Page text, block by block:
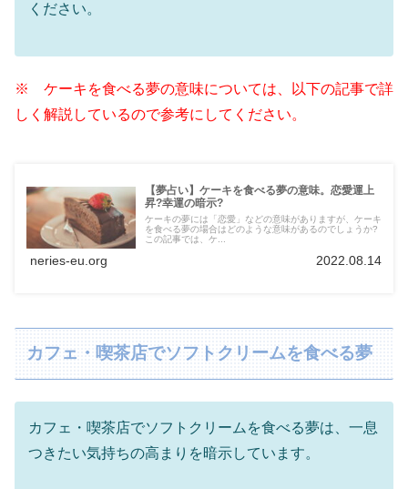
ください。
※ ケーキを食べる夢の意味については、以下の記事で詳
しく解説しているので参考にしてください。
【夢占い】ケーキを食べる夢の意味。恋愛運上
昇?幸運の暗示?
ケーキの夢には「恋愛」などの意味がありますが、ケーキ
を食べる夢の場合はどのような意味があるのでしょうか?
この記事では、ケ...
neries-eu.org 2022.08.14
カフェ・喫茶店でソフトクリームを食べる夢
カフェ・喫茶店でソフトクリームを食べる夢は、一息
つきたい気持ちの高まりを暗示しています。